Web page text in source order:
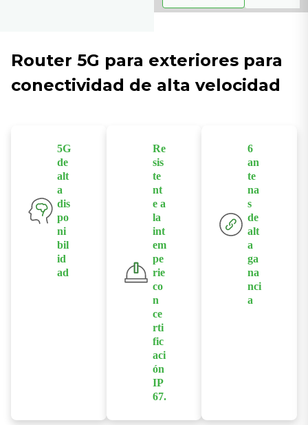
Router 5G para exteriores para
conectividad de alta velocidad
5G
de
alt
a
dis
po
ni
bil
id
ad
subida, lo que
Re
sis
te
nt
e a
la
int
em
pe
rie
co
n
ce
rti
fic
aci
ón
IP
67.
6
an
te
na
s
de
alt
a
ga
na
nci
a